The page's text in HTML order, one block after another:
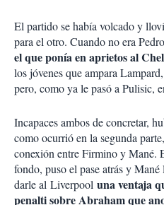
El partido se había volcado y
para el otro. Cuando no era
el que ponía en aprietos al
los jóvenes que ampara
pero, como ya le pasó a Pulisic,
Incapaces ambos de concretar,
como ocurrió en la segunda
conexión entre Firmino y Mané.
fondo, puso el pase atrás y
darle al Liverpool una ventaja
penalti sobre Abraham que